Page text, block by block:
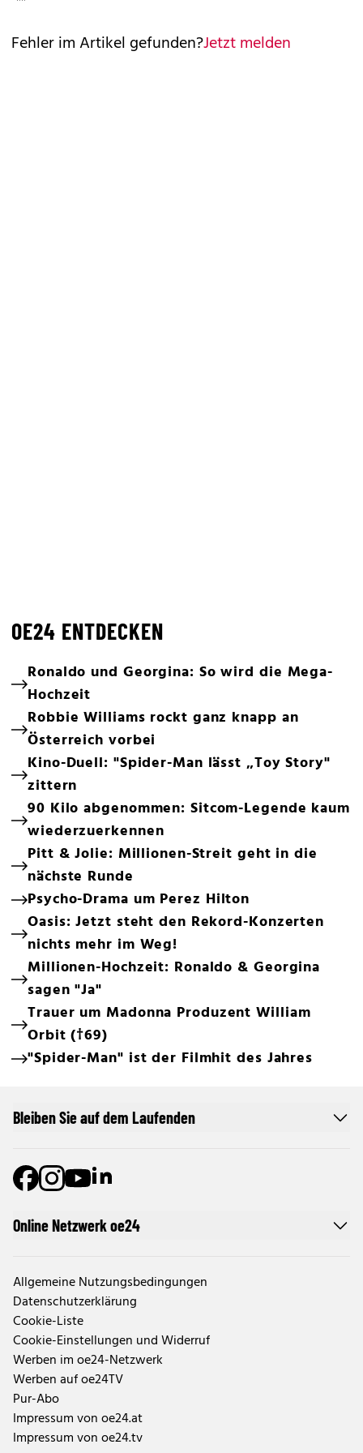
Fehler im Artikel gefunden?Jetzt melden
OE24 ENTDECKEN
Ronaldo und Georgina: So wird die Mega-
Hochzeit
Robbie Williams rockt ganz knapp an
Österreich vorbei
Kino-Duell: "Spider-Man lässt „Toy Story"
zittern
90 Kilo abgenommen: Sitcom-Legende kaum
wiederzuerkennen
Pitt & Jolie: Millionen-Streit geht in die
nächste Runde
Psycho-Drama um Perez Hilton
Oasis: Jetzt steht den Rekord-Konzerten
nichts mehr im Weg!
Millionen-Hochzeit: Ronaldo & Georgina
sagen "Ja"
Trauer um Madonna Produzent William
Orbit (†69)
"Spider-Man" ist der Filmhit des Jahres
Online Netzwerk oe24
Allgemeine Nutzungsbedingungen
Datenschutzerklärung
Cookie-Liste
Cookie-Einstellungen und Widerruf
Werben im oe24-Netzwerk
Werben auf oe24TV
Pur-Abo
Impressum von oe24.at
Impressum von oe24.tv
Bleiben Sie auf dem Laufenden